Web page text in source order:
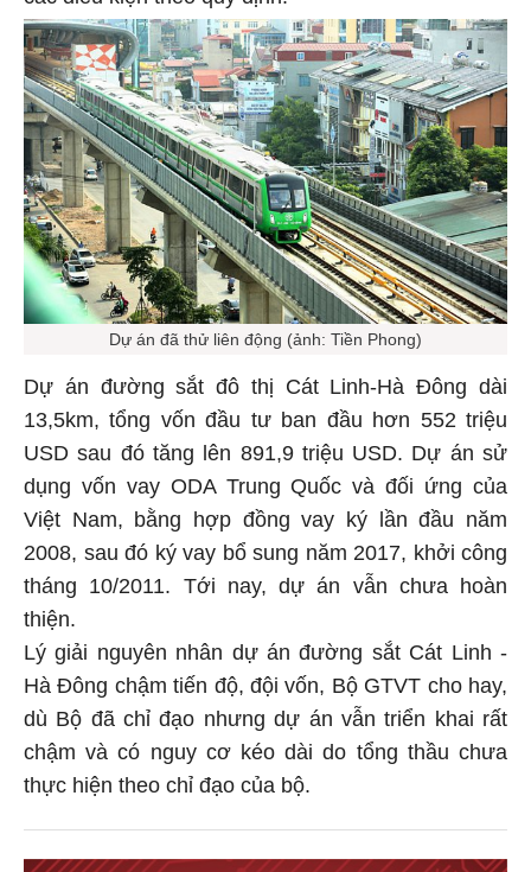
Dự án đã thử liên động (ảnh: Tiền Phong)
Dự án đường sắt đô thị Cát Linh-Hà Đông dài
13,5km, tổng vốn đầu tư ban đầu hơn 552 triệu
USD sau đó tăng lên 891,9 triệu USD. Dự án sử
dụng vốn vay ODA Trung Quốc và đối ứng của
Việt Nam, bằng hợp đồng vay ký lần đầu năm
2008, sau đó ký vay bổ sung năm 2017, khởi công
tháng 10/2011. Tới nay, dự án vẫn chưa hoàn
thiện.
Lý giải nguyên nhân dự án đường sắt Cát Linh -
Hà Đông chậm tiến độ, đội vốn, Bộ GTVT cho hay,
dù Bộ đã chỉ đạo nhưng dự án vẫn triển khai rất
chậm và có nguy cơ kéo dài do tổng thầu chưa
thực hiện theo chỉ đạo của bộ.